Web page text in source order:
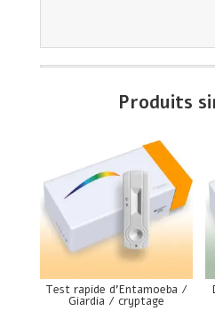
Produits
Test rapide d’Entamoeba /
Giardia / cryptage